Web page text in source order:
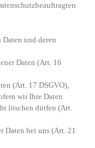
und deren
Daten (Art. 16
(Art. 17 DSGVO),
wir Ihre Daten
löschen dürfen (Art.
Daten bei uns (Art. 21